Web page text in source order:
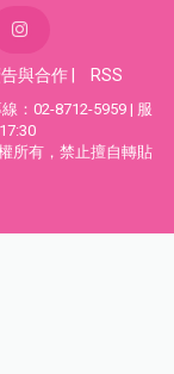
告與合作 RSS
：02-8712-5959 | 服
所有，禁止擅自轉貼